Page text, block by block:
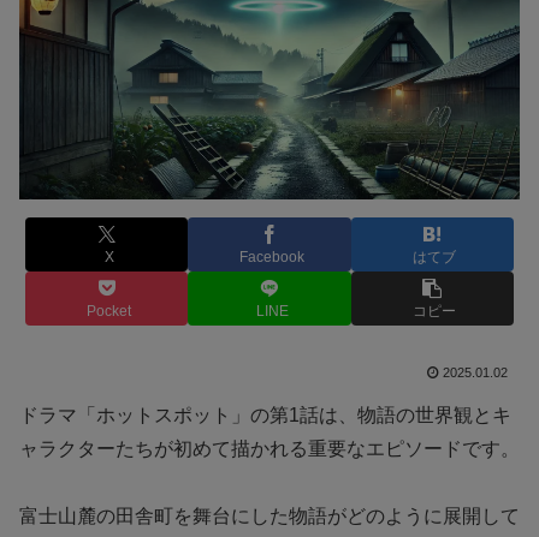
X Facebook はてブ
Pocket LINE コピー
2025.01.02
ドラマ「ホットスポット」の第1話は、物語の世界観とキ
ャラクターたちが初めて描かれる重要なエピソードです。
富士山麓の田舎町を舞台にした物語がどのように展開して